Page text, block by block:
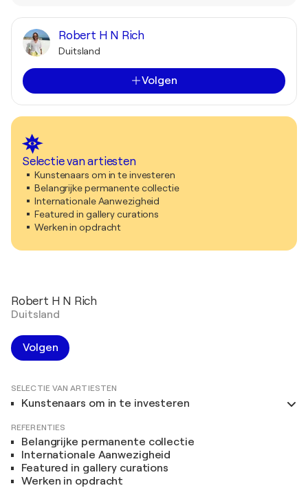
Robert H N Rich
Duitsland
Volgen
Selectie van artiesten
Kunstenaars om in te investeren
Belangrijke permanente collectie
Internationale Aanwezigheid
Featured in gallery curations
Werken in opdracht
Robert H N Rich
Duitsland
Volgen
SELECTIE VAN ARTIESTEN
Kunstenaars om in te investeren
REFERENTIES
Belangrijke permanente collectie
Internationale Aanwezigheid
Featured in gallery curations
Werken in opdracht